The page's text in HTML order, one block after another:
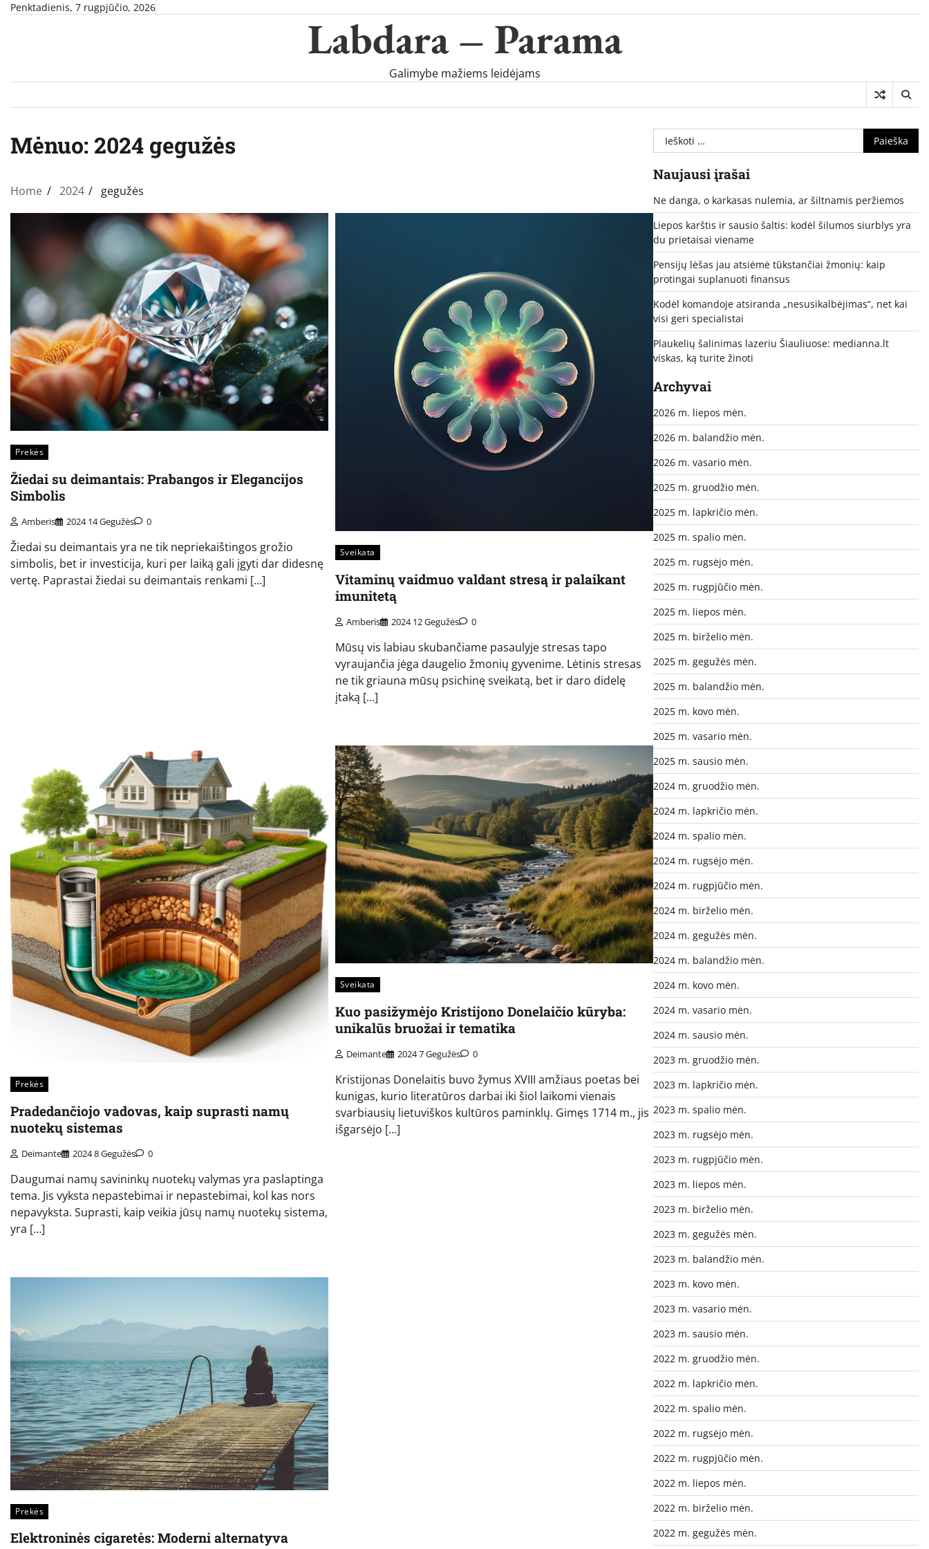
SkipPenktadienis, 7 rugpjūčio, 2026
Labdara – Parama
Galimybe mažiems leidėjams
Mėnuo: 2024 gegužės
Home 2024 gegužės
Prekės
Žiedai su deimantais: Prabangos ir Elegancijos
Simbolis
Amberis 2024 14 Gegužės 0
Žiedai su deimantais yra ne tik nepriekaištingos grožio
simbolis, bet ir investicija, kuri per laiką gali įgyti dar didesnę
vertę. Paprastai žiedai su deimantais renkami […]
Sveikata
Vitaminų vaidmuo valdant stresą ir palaikant
imunitetą
Amberis 2024 12 Gegužės 0
Mūsų vis labiau skubančiame pasaulyje stresas tapo
vyraujančia jėga daugelio žmonių gyvenime. Lėtinis stresas
ne tik griauna mūsų psichinę sveikatą, bet ir daro didelę
įtaką […]
Prekės
Pradedančiojo vadovas, kaip suprasti namų
nuotekų sistemas
Deimante 2024 8 Gegužės 0
Daugumai namų savininkų nuotekų valymas yra paslaptinga
tema. Jis vyksta nepastebimai ir nepastebimai, kol kas nors
nepavyksta. Suprasti, kaip veikia jūsų namų nuotekų sistema,
yra […]
Sveikata
Kuo pasižymėjo Kristijono Donelaičio kūryba:
unikalūs bruožai ir tematika
Deimante 2024 7 Gegužės 0
Kristijonas Donelaitis buvo žymus XVIII amžiaus poetas bei
kunigas, kurio literatūros darbai iki šiol laikomi vienais
svarbiausių lietuviškos kultūros paminklų. Gimęs 1714 m., jis
išgarsėjo […]
Prekės
Elektroninės cigaretės: Moderni alternatyva
Ieškoti:
Naujausi įrašai
Ne danga, o karkasas nulemia, ar šiltnamis peržiemos
Liepos karštis ir sausio šaltis: kodėl šilumos siurblys yra
du prietaisai viename
Pensijų lėšas jau atsiėmė tūkstančiai žmonių: kaip
protingai suplanuoti finansus
Kodėl komandoje atsiranda „nesusikalbėjimas“, net kai
visi geri specialistai
Plaukelių šalinimas lazeriu Šiauliuose: medianna.lt
viskas, ką turite žinoti
Archyvai
2026 m. liepos mėn.
2026 m. balandžio mėn.
2026 m. vasario mėn.
2025 m. gruodžio mėn.
2025 m. lapkričio mėn.
2025 m. spalio mėn.
2025 m. rugsėjo mėn.
2025 m. rugpjūčio mėn.
2025 m. liepos mėn.
2025 m. birželio mėn.
2025 m. gegužės mėn.
2025 m. balandžio mėn.
2025 m. kovo mėn.
2025 m. vasario mėn.
2025 m. sausio mėn.
2024 m. gruodžio mėn.
2024 m. lapkričio mėn.
2024 m. spalio mėn.
2024 m. rugsėjo mėn.
2024 m. rugpjūčio mėn.
2024 m. birželio mėn.
2024 m. gegužės mėn.
2024 m. balandžio mėn.
2024 m. kovo mėn.
2024 m. vasario mėn.
2024 m. sausio mėn.
2023 m. gruodžio mėn.
2023 m. lapkričio mėn.
2023 m. spalio mėn.
2023 m. rugsėjo mėn.
2023 m. rugpjūčio mėn.
2023 m. liepos mėn.
2023 m. birželio mėn.
2023 m. gegužės mėn.
2023 m. balandžio mėn.
2023 m. kovo mėn.
2023 m. vasario mėn.
2023 m. sausio mėn.
2022 m. gruodžio mėn.
2022 m. lapkričio mėn.
2022 m. spalio mėn.
2022 m. rugsėjo mėn.
2022 m. rugpjūčio mėn.
2022 m. liepos mėn.
2022 m. birželio mėn.
2022 m. gegužės mėn.